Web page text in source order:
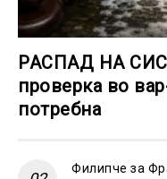
РАСПАД НА
проверка во
потребна
Филипче за